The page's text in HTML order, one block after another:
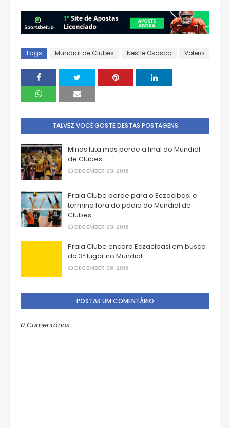
Tags Mundial de Clubes Nestle Osasco Volero
TALVEZ VOCÊ GOSTE DESTAS POSTAGENS
Minas luta mas perde a final do Mundial
de Clubes
DECEMBER 09, 2018
Praia Clube perde para o Eczacibasi e
termina fora do pódio do Mundial de
Clubes
DECEMBER 09, 2018
Praia Clube encara Eczacibasi em busca
do 3º lugar no Mundial
DECEMBER 08, 2018
POSTAR UM COMENTÁRIO
0 Comentários